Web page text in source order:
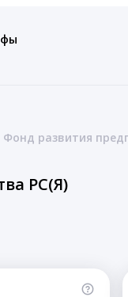
Фонд развития
РС(Я)